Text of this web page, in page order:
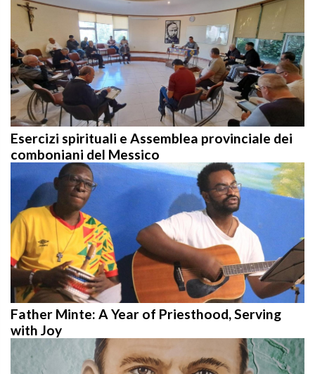
Esercizi spirituali e Assemblea provinciale dei
comboniani del Messico
Father Minte: A Year of Priesthood, Serving
with Joy